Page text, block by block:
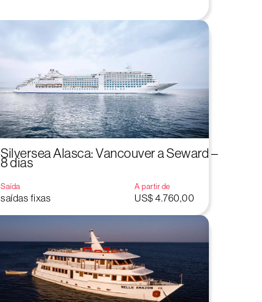
Silversea Alasca: Vancouver a Seward –
8 dias
Saída
saídas fixas
A partir de
US$ 4.760,00